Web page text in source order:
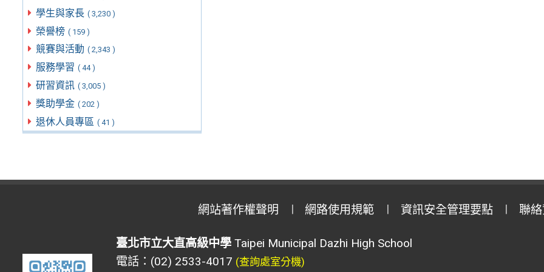
學生與家長 ( 3,230 )
榮譽榜 ( 159 )
競賽與活動 ( 2,343 )
服務學習 ( 44 )
研習資訊 ( 3,005 )
獎助學金 ( 202 )
退休人員專區 ( 41 )
網站著作權聲明 網路使用規範 資訊安全管理要點 聯
臺北市立大直高級中學Taipei Municipal Dazhi High School
電話：(02) 2533-4017 (查詢處室分機)